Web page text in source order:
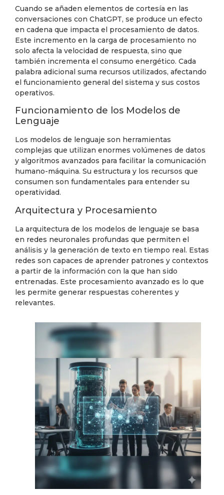
Cuando se añaden elementos de cortesía en las
conversaciones con ChatGPT, se produce un efecto
en cadena que impacta el procesamiento de datos.
Este incremento en la carga de procesamiento no
solo afecta la velocidad de respuesta, sino que
también incrementa el consumo energético. Cada
palabra adicional suma recursos utilizados, afectando
el funcionamiento general del sistema y sus costos
operativos.
Funcionamiento de los Modelos de
Lenguaje
Los modelos de lenguaje son herramientas
complejas que utilizan enormes volúmenes de datos
y algoritmos avanzados para facilitar la comunicación
humano-máquina. Su estructura y los recursos que
consumen son fundamentales para entender su
operatividad.
Arquitectura y Procesamiento
La arquitectura de los modelos de lenguaje se basa
en redes neuronales profundas que permiten el
análisis y la generación de texto en tiempo real. Estas
redes son capaces de aprender patrones y contextos
a partir de la información con la que han sido
entrenadas. Este procesamiento avanzado es lo que
les permite generar respuestas coherentes y
relevantes.